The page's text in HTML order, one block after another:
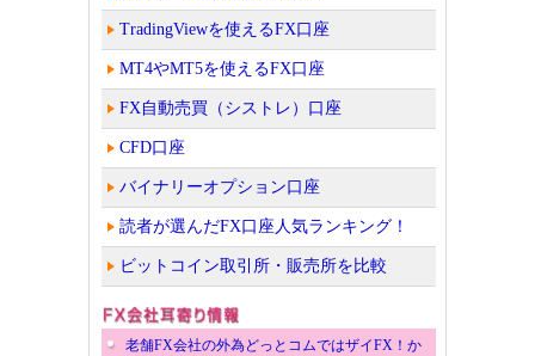
TradingViewを使えるFX口座
MT4やMT5を使えるFX口座
FX自動売買（シストレ）口座
CFD口座
バイナリーオプション口座
読者が選んだFX口座人気ランキング！
ビットコイン取引所・販売所を比較
老舗FX会社の外為どっとコムではザイFX！か